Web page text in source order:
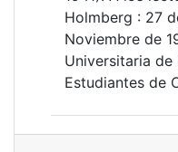
Holmberg : 27
Noviembre de
Universitaria de
Estudiantes de